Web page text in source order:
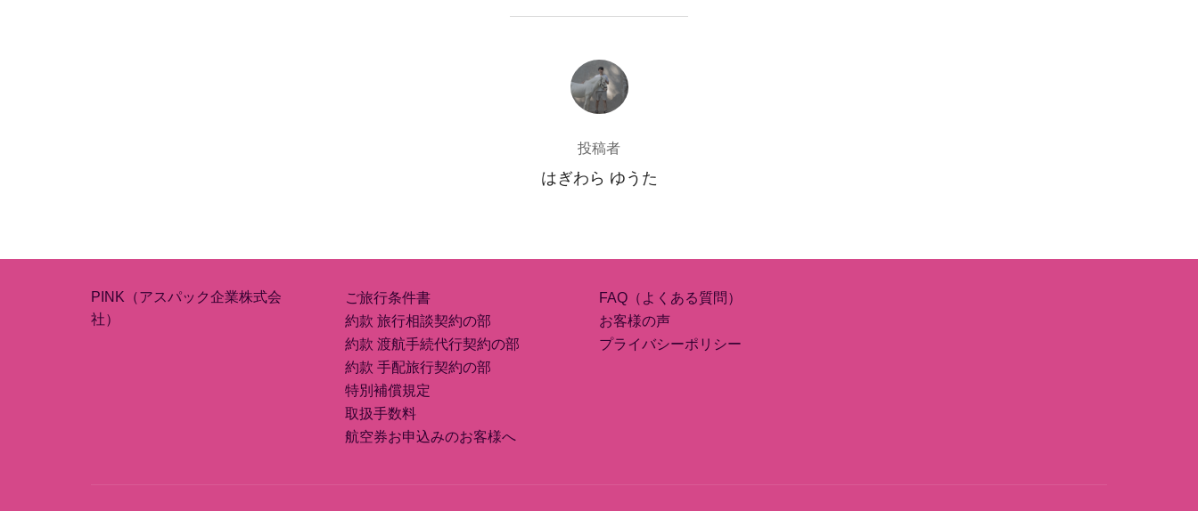
投稿者
投稿者
はぎわら ゆうた
PINK（アスパック企業株式会
社）
ご旅行条件書
約款 旅行相談契約の部
約款 渡航手続代行契約の部
約款 手配旅行契約の部
特別補償規定
取扱手数料
航空券お申込みのお客様へ
FAQ（よくある質問）
お客様の声
プライバシーポリシー